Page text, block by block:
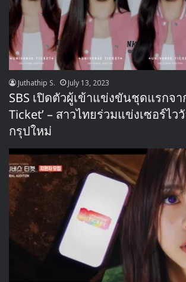
Juthathip S. July 13, 2023
SBS เปิดตัวผู้เข้าแข่งขันชุดแรกจา
Ticket’ – สาวไทยร่วมแข่งเซอร์ไว
กรุปใหม่